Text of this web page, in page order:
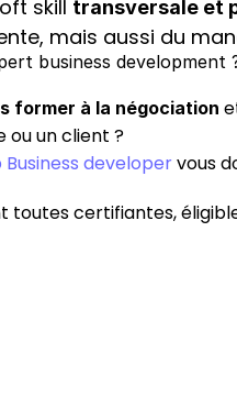
skill transversale et
mais aussi du
business development
former à la négociation
ou un client ?
developer vous
toutes certifiantes,